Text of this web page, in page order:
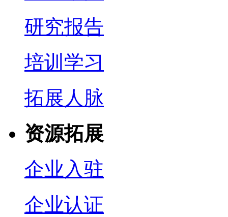
研究报告
培训学习
拓展人脉
资源拓展
企业入驻
企业认证